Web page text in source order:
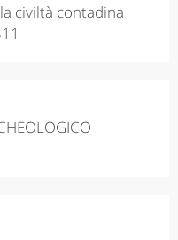
civiltà contadina